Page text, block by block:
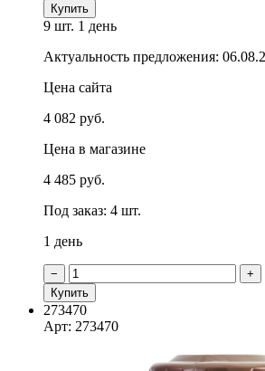
Купить
9 шт. 1 день
Актуальность предложения:
Цена сайта
4 082 руб.
Цена в магазине
4 485 руб.
Под заказ: 4 шт.
1 день
−
+
Купить
273470
Арт: 273470